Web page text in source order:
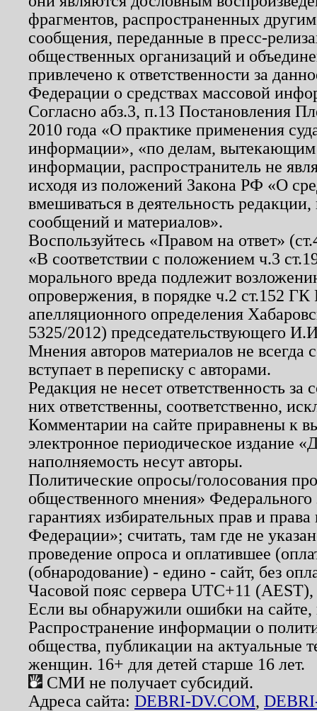
фрагментов, распространенных
сообщения, переданные в пресс-
общественных организаций и
привлечено к ответственности за
Федерации о средствах массовой
Согласно абз.3, п.13 Постановления
2010 года «О практике применения
информации», «по делам, вытекающим
информации, распространитель не
исходя из положений Закона РФ «О
вмешиваться в деятельность
сообщений и материалов».
Воспользуйтесь «Правом на ответ»
«В соответствии с положением ч.3
морального вреда подлежит
опровержения, в порядке ч.2 ст.152
апелляционного определения
5325/2012) председательствующего
Мнения авторов материалов не
вступает в переписку с авторами.
Редакция не несет ответственность
них ответственны, соответственно,
Комментарии на сайте приравнены к
электронное периодическое издание
наполняемость несут авторы.
Политические опросы/голосования
общественного мнения»
гарантиях избирательных прав и
Федерации»; считать, там где не
проведение опроса и оплатившее
(обнародование) - едино - сайт, без
Часовой пояс сервера UTC+11
Если вы обнаружили ошибки на
Распространение информации о
общества, публикации на актуальные
женщин. 16+ для детей старше 16 лет.
СМИ не получает субсидий.
Адреса сайта: DEBRI-DV.COM,